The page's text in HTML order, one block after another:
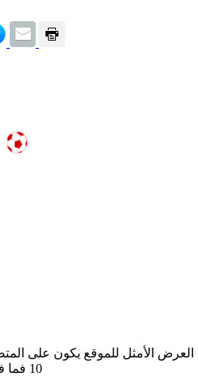
العرض الأمثل للموقع يكون على
10 فما فوق، فيرفوكس، سفاري و كروم